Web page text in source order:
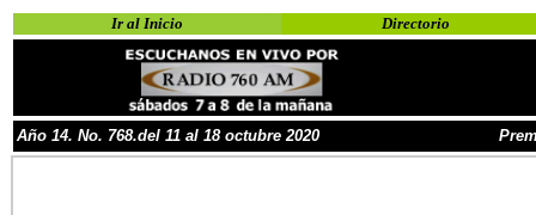
Ir al Inicio Directorio
Año 14. No. 768.del 11 al 18 octubre 2020